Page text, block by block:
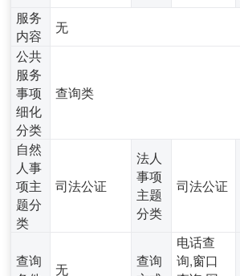
服务
内容
无
公共
服务
事项
细化
分类
查询类
自然
人事
项主
题分
类
司法公证
法人
事项
主题
分类
司法公证
查询
无
查询
电话查
询,窗口